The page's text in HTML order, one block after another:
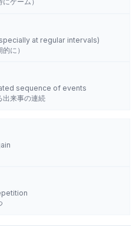
at regular intervals)
に）
sequence of events
出来事の連続